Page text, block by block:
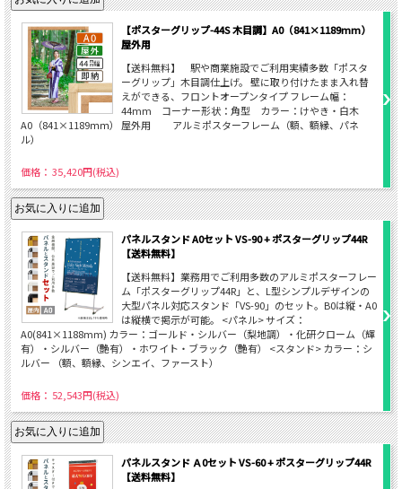
【ポスターグリップ-44S 木目調】A0（841×1189mm）
屋外用
【送料無料】 駅や商業施設でご利用実績多数「ポスタ
ーグリップ」木目調仕上げ。 壁に取り付けたまま入れ替
えができる、フロントオープンタイプ フレーム幅：
44mm コーナー形状：角型 カラー：けやき・白木
A0（841×1189ｍｍ） 屋外用 アルミポスターフレーム（額、額縁、パネ
ル）
価格： 35,420円(税込)
パネルスタンド A0セット VS-90 + ポスターグリップ44R
【送料無料】
【送料無料】業務用でご利用多数のアルミポスターフレー
ム「ポスターグリップ44R」と、L型シンプルデザインの
大型パネル対応スタンド「VS-90」のセット。B0は縦・A0
は縦横で掲示が可能。 <パネル> サイズ：
A0(841×1188mm) カラー：ゴールド・シルバー（梨地調）・化研クローム（輝
有）・シルバー（艶有）・ホワイト・ブラック（艶有） <スタンド> カラー：シ
ルバー （額、額縁、シンエイ、ファースト）
価格： 52,543円(税込)
パネルスタンド Ａ0セット VS-60 + ポスターグリップ44R
【送料無料】